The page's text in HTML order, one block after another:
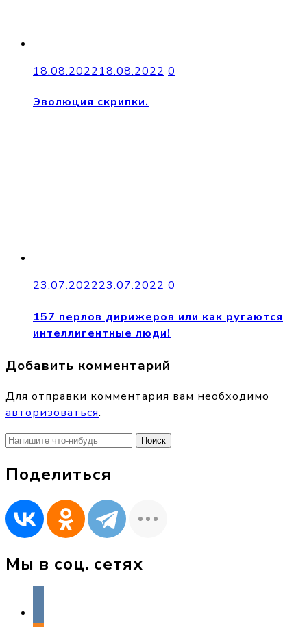
18.08.202218.08.2022 0
Эволюция скрипки.
23.07.202223.07.2022 0
157 перлов дирижеров или как ругаются
интеллигентные люди!
Добавить комментарий
Для отправки комментария вам необходимо
авторизоваться.
Найти:
Поделиться
Мы в соц. сетях